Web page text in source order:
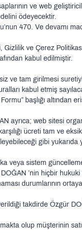
ve web
ödeyecektir.
470. Ve devamı
ve Çerez
kabul edilmiştir.
ve tam girilmesi
kabul etmiş
başlığı altından
ayrıca; web sitesi
ücreti tam ve
gibi yukarıda
veya sistem
’nin hiçbir
durumlarının
takdirde Özgür
olup müşterinin